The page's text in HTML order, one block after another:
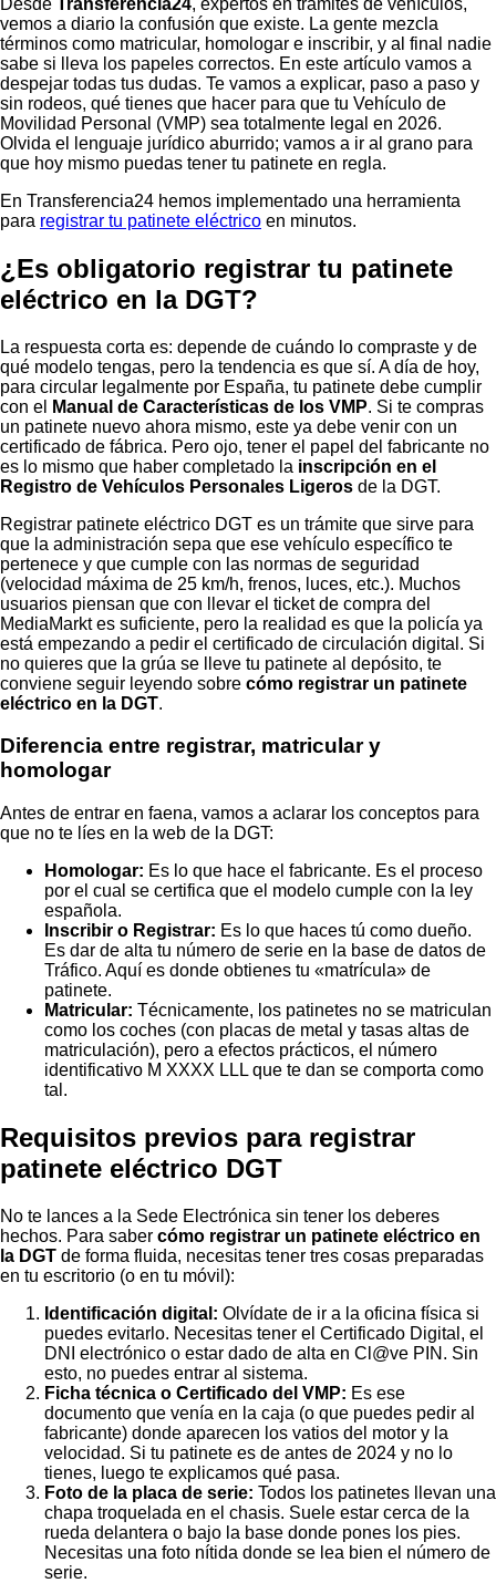
vemos a diario la confusión que existe. La gente mezcla
términos como matricular, homologar e inscribir, y al final nadie
sabe si lleva los papeles correctos. En este artículo vamos a
despejar todas tus dudas. Te vamos a explicar, paso a paso y
sin rodeos, qué tienes que hacer para que tu Vehículo de
Movilidad Personal (VMP) sea totalmente legal en 2026.
Olvida el lenguaje jurídico aburrido; vamos a ir al grano para
que hoy mismo puedas tener tu patinete en regla.
En Transferencia24 hemos implementado una herramienta
para registrar tu patinete eléctrico en minutos.
¿Es obligatorio registrar tu patinete
eléctrico en la DGT?
La respuesta corta es: depende de cuándo lo compraste y de
qué modelo tengas, pero la tendencia es que sí. A día de hoy,
para circular legalmente por España, tu patinete debe cumplir
con el
Manual de Características de los VMP. Si te compras
un patinete nuevo ahora mismo, este ya debe venir con un
certificado de fábrica. Pero ojo, tener el papel del fabricante no
es lo mismo que haber completado la inscripción en el
Registro de Vehículos Personales Ligeros de la DGT.
Registrar patinete eléctrico DGT es un trámite que sirve para
que la administración sepa que ese vehículo específico te
pertenece y que cumple con las normas de seguridad
(velocidad máxima de 25 km/h, frenos, luces, etc.). Muchos
usuarios piensan que con llevar el ticket de compra del
MediaMarkt es suficiente, pero la realidad es que la policía ya
está empezando a pedir el certificado de circulación digital. Si
no quieres que la grúa se lleve tu patinete al depósito, te
conviene seguir leyendo sobre cómo registrar un patinete
eléctrico en la DGT.
Diferencia entre registrar, matricular y
homologar
Antes de entrar en faena, vamos a aclarar los conceptos para
que no te líes en la web de la DGT:
Homologar: Es lo que hace el fabricante. Es el proceso
por el cual se certifica que el modelo cumple con la ley
española.
Inscribir o Registrar: Es lo que haces tú como dueño.
Es dar de alta tu número de serie en la base de datos de
Tráfico. Aquí es donde obtienes tu «matrícula» de
patinete.
Matricular: Técnicamente, los patinetes no se matriculan
como los coches (con placas de metal y tasas altas de
matriculación), pero a efectos prácticos, el número
identificativo M XXXX LLL que te dan se comporta como
tal.
Requisitos previos para registrar
patinete eléctrico DGT
No te lances a la Sede Electrónica sin tener los deberes
hechos. Para saber cómo registrar un patinete eléctrico en
la DGT de forma fluida, necesitas tener tres cosas preparadas
en tu escritorio (o en tu móvil):
Identificación digital: Olvídate de ir a la oficina física si
puedes evitarlo. Necesitas tener el Certificado Digital, el
DNI electrónico o estar dado de alta en Cl@ve PIN. Sin
esto, no puedes entrar al sistema.
Ficha técnica o Certificado del VMP: Es ese
documento que venía en la caja (o que puedes pedir al
fabricante) donde aparecen los vatios del motor y la
velocidad. Si tu patinete es de antes de 2024 y no lo
tienes, luego te explicamos qué pasa.
Foto de la placa de serie: Todos los patinetes llevan una
chapa troquelada en el chasis. Suele estar cerca de la
rueda delantera o bajo la base donde pones los pies.
Necesitas una foto nítida donde se lea bien el número de
serie.